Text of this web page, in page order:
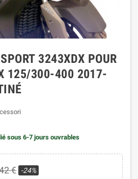
3243XDX POUR
125/300-400 2017-
sous 6-7 jours ouvrables
€ -24%